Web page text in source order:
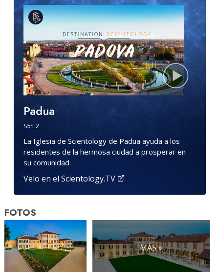
Padua
S5·E2
La Iglesia de Scientology de Padua ayuda a los
residentes de la hermosa ciudad a prosperar en
su comunidad.
Velo en el Scientology.TV
FOTOS
MÁS »